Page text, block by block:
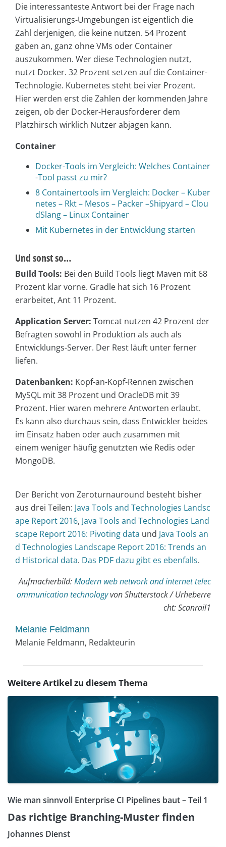
Die interessanteste Antwort bei der Frage nach
Virtualisierungs-Umgebungen ist eigentlich die
Zahl derjenigen, die keine nutzen. 54 Prozent
gaben an, ganz ohne VMs oder Container
auszukommen. Wer diese Technologien nutzt,
nutzt Docker. 32 Prozent setzen auf die Container-
Technologie. Kubernetes steht bei vier Prozent.
Hier werden erst die Zahlen der kommenden Jahre
zeigen, ob der Docker-Herausforderer dem
Platzhirsch wirklich Nutzer abjagen kann.
Container
Docker-Tools im Vergleich: Welches Container
-Tool passt zu mir?
8 Containertools im Vergleich: Docker – Kuber
netes – Rkt – Mesos – Packer –Shipyard – Clou
dSlang – Linux Container
Mit Kubernetes in der Entwicklung starten
Und sonst so…
Build Tools: Bei den Build Tools liegt Maven mit 68
Prozent klar vorne. Gradle hat sich 16 Prozent
erarbeitet, Ant 11 Prozent.
Application Server: Tomcat nutzen 42 Prozent der
Befragten sowohl in Produktion als auch als
Entwicklungs-Server. Der Rest läuft unter ferner
liefen.
Datenbanken: Kopf-an-Kopf-Rennen zwischen
MySQL mit 38 Prozent und OracleDB mit 39
Prozent. Hier waren mehrere Antworten erlaubt.
Es kann also durchaus sein, dass Entwickler beides
im Einsatz haben oder auch zusammen mit
einem weniger häufig genutzten wie Redis oder
MongoDB.
Der Bericht von Zeroturnauround besteht bisher
aus drei Teilen: Java Tools and Technologies Landsc
ape Report 2016, Java Tools and Technologies Land
scape Report 2016: Pivoting data und Java Tools an
d Technologies Landscape Report 2016: Trends an
d Historical data. Das PDF dazu gibt es ebenfalls.
Aufmacherbild:Modern web network and internet telec
ommunication technologyvon Shutterstock / Urheberre
cht: Scanrail1
Melanie Feldmann
Melanie Feldmann, Redakteurin
Weitere Artikel zu diesem Thema
Wie man sinnvoll Enterprise CI Pipelines baut – Teil 1
Das richtige Branching-Muster finden
Johannes Dienst